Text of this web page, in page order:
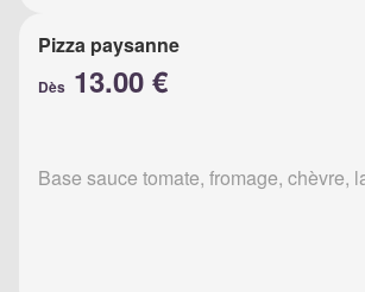
Pizza paysanne
Dès 13.00 €
Base sauce tomate, fromage, chèvre,